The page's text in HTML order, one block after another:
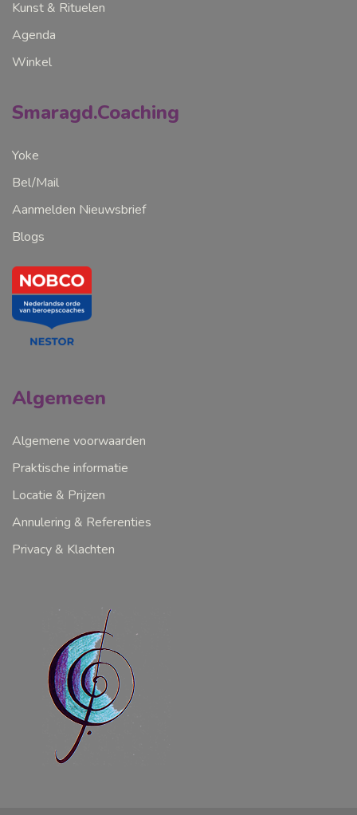
Kunst & Rituelen
Agenda
Winkel
Smaragd.Coaching
Yoke
Bel/Mail
Aanmelden Nieuwsbrief
Blogs
Algemeen
Algemene voorwaarden
Praktische informatie
Locatie & Prijzen
Annulering & Referenties
Privacy & Klachten